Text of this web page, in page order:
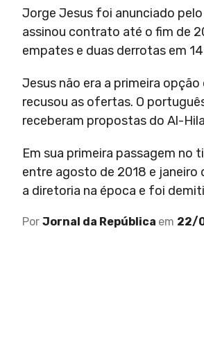
Jorge Jesus foi anunciado
assinou contrato até o fim de
empates e duas derrotas em
Jesus não era a primeira
recusou as ofertas. O
receberam propostas do Al-
Em sua primeira passagem
entre agosto de 2018 e janeiro
a diretoria na época e foi
Por Jornal da República em 22/